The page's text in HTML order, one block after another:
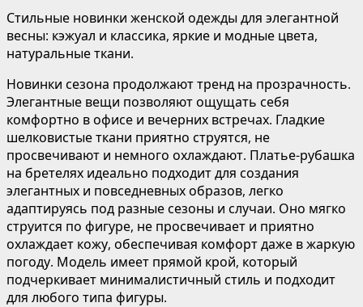
Стильные новинки женской одежды для элегантной
весны: кэжуал и классика, яркие и модные цвета,
натуральные ткани.
Новинки сезона продолжают тренд на прозрачность.
Элегантные вещи позволяют ощущать себя
комфортно в офисе и вечерних встречах. Гладкие
шелковистые ткани приятно струятся, не
просвечивают и немного охлаждают. Платье-рубашка
на бретелях идеально подходит для создания
элегантных и повседневных образов, легко
адаптируясь под разные сезоны и случаи. Оно мягко
струится по фигуре, не просвечивает и приятно
охлаждает кожу, обеспечивая комфорт даже в жаркую
погоду. Модель имеет прямой крой, который
подчеркивает минималистичный стиль и подходит
для любого типа фигуры.